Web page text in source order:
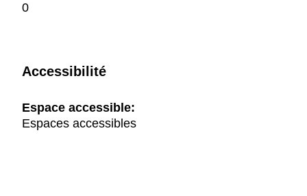
0
Accessibilité
Espace accessible:
Espaces accessibles